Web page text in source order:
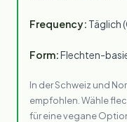
Frequency: Täglich
Form:Flechten-
In der Schweiz und
empfohlen. Wähle
für eine vegane